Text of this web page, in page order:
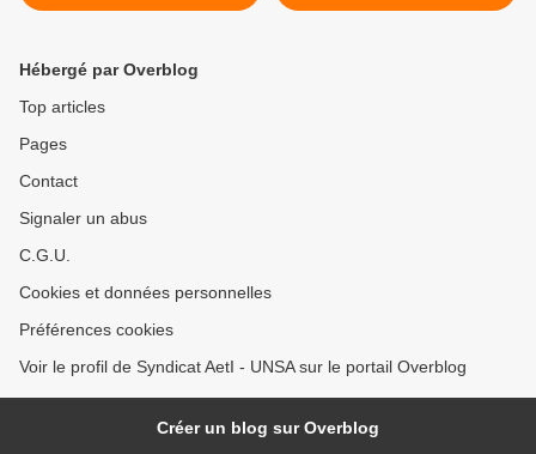
Hébergé par Overblog
Top articles
Pages
Contact
Signaler un abus
C.G.U.
Cookies et données personnelles
Préférences cookies
Voir le profil de Syndicat AetI - UNSA sur le portail Overblog
Créer un blog sur Overblog